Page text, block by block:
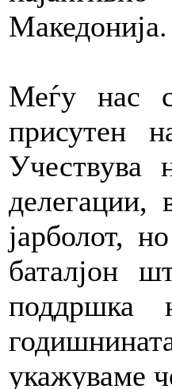
Македонија.
Меѓу нас
присутен
Учествува
делегации,
јарболот,
баталјон
поддршка
укажуваме